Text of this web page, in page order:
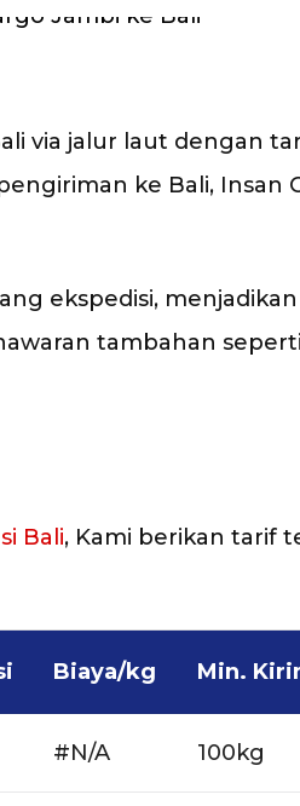
via jalur laut dengan
ke Bali,
ekspedisi,
tambahan
Bali, Kami berikan tarif
Biaya/kg Min.
#N/A 100kg